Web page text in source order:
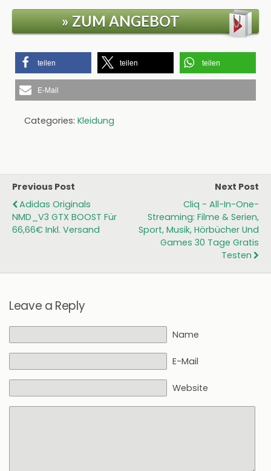
» ZUM ANGEBOT
teilen teilen teilen
E-Mail
Categories: Kleidung
Previous Post
Adidas Originals
NMD_V3 GTX BOOST Für
66,66€ Inkl. Versand
Next Post
Cliq - All-In-One-
Streaming: Filme & Serien,
Sport, Musik, Hörbücher Und
Games 30 Tage Gratis
Testen
Leave a Reply
Name
E-Mail
Website